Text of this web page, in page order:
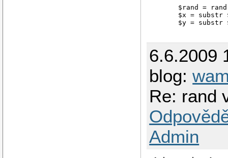
$rand =
$x =
6.6.2009
blog:
Re: rand
Admin